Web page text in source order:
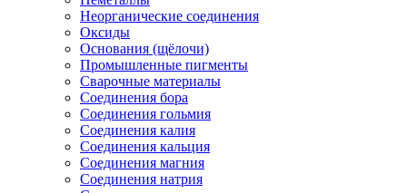
Неорганические соединения
Оксиды
Основания (щёлочи)
Промышленные пигменты
Сварочные материалы
Соединения бора
Соединения гольмия
Соединения калия
Соединения кальция
Соединения магния
Соединения натрия